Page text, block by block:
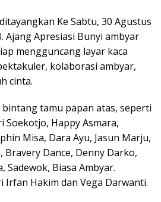
Ke Sabtu, 30 Agustus
Ajang Apresiasi Bunyi ambyar
mengguncang layar kaca
kolaborasi ambyar,
cinta.
tamu papan atas, seperti
Soekotjo, Happy Asmara,
Misa, Dara Ayu, Jasun Marju,
Bravery Dance, Denny Darko,
Sadewok, Biasa Ambyar.
Irfan Hakim dan Vega Darwanti.